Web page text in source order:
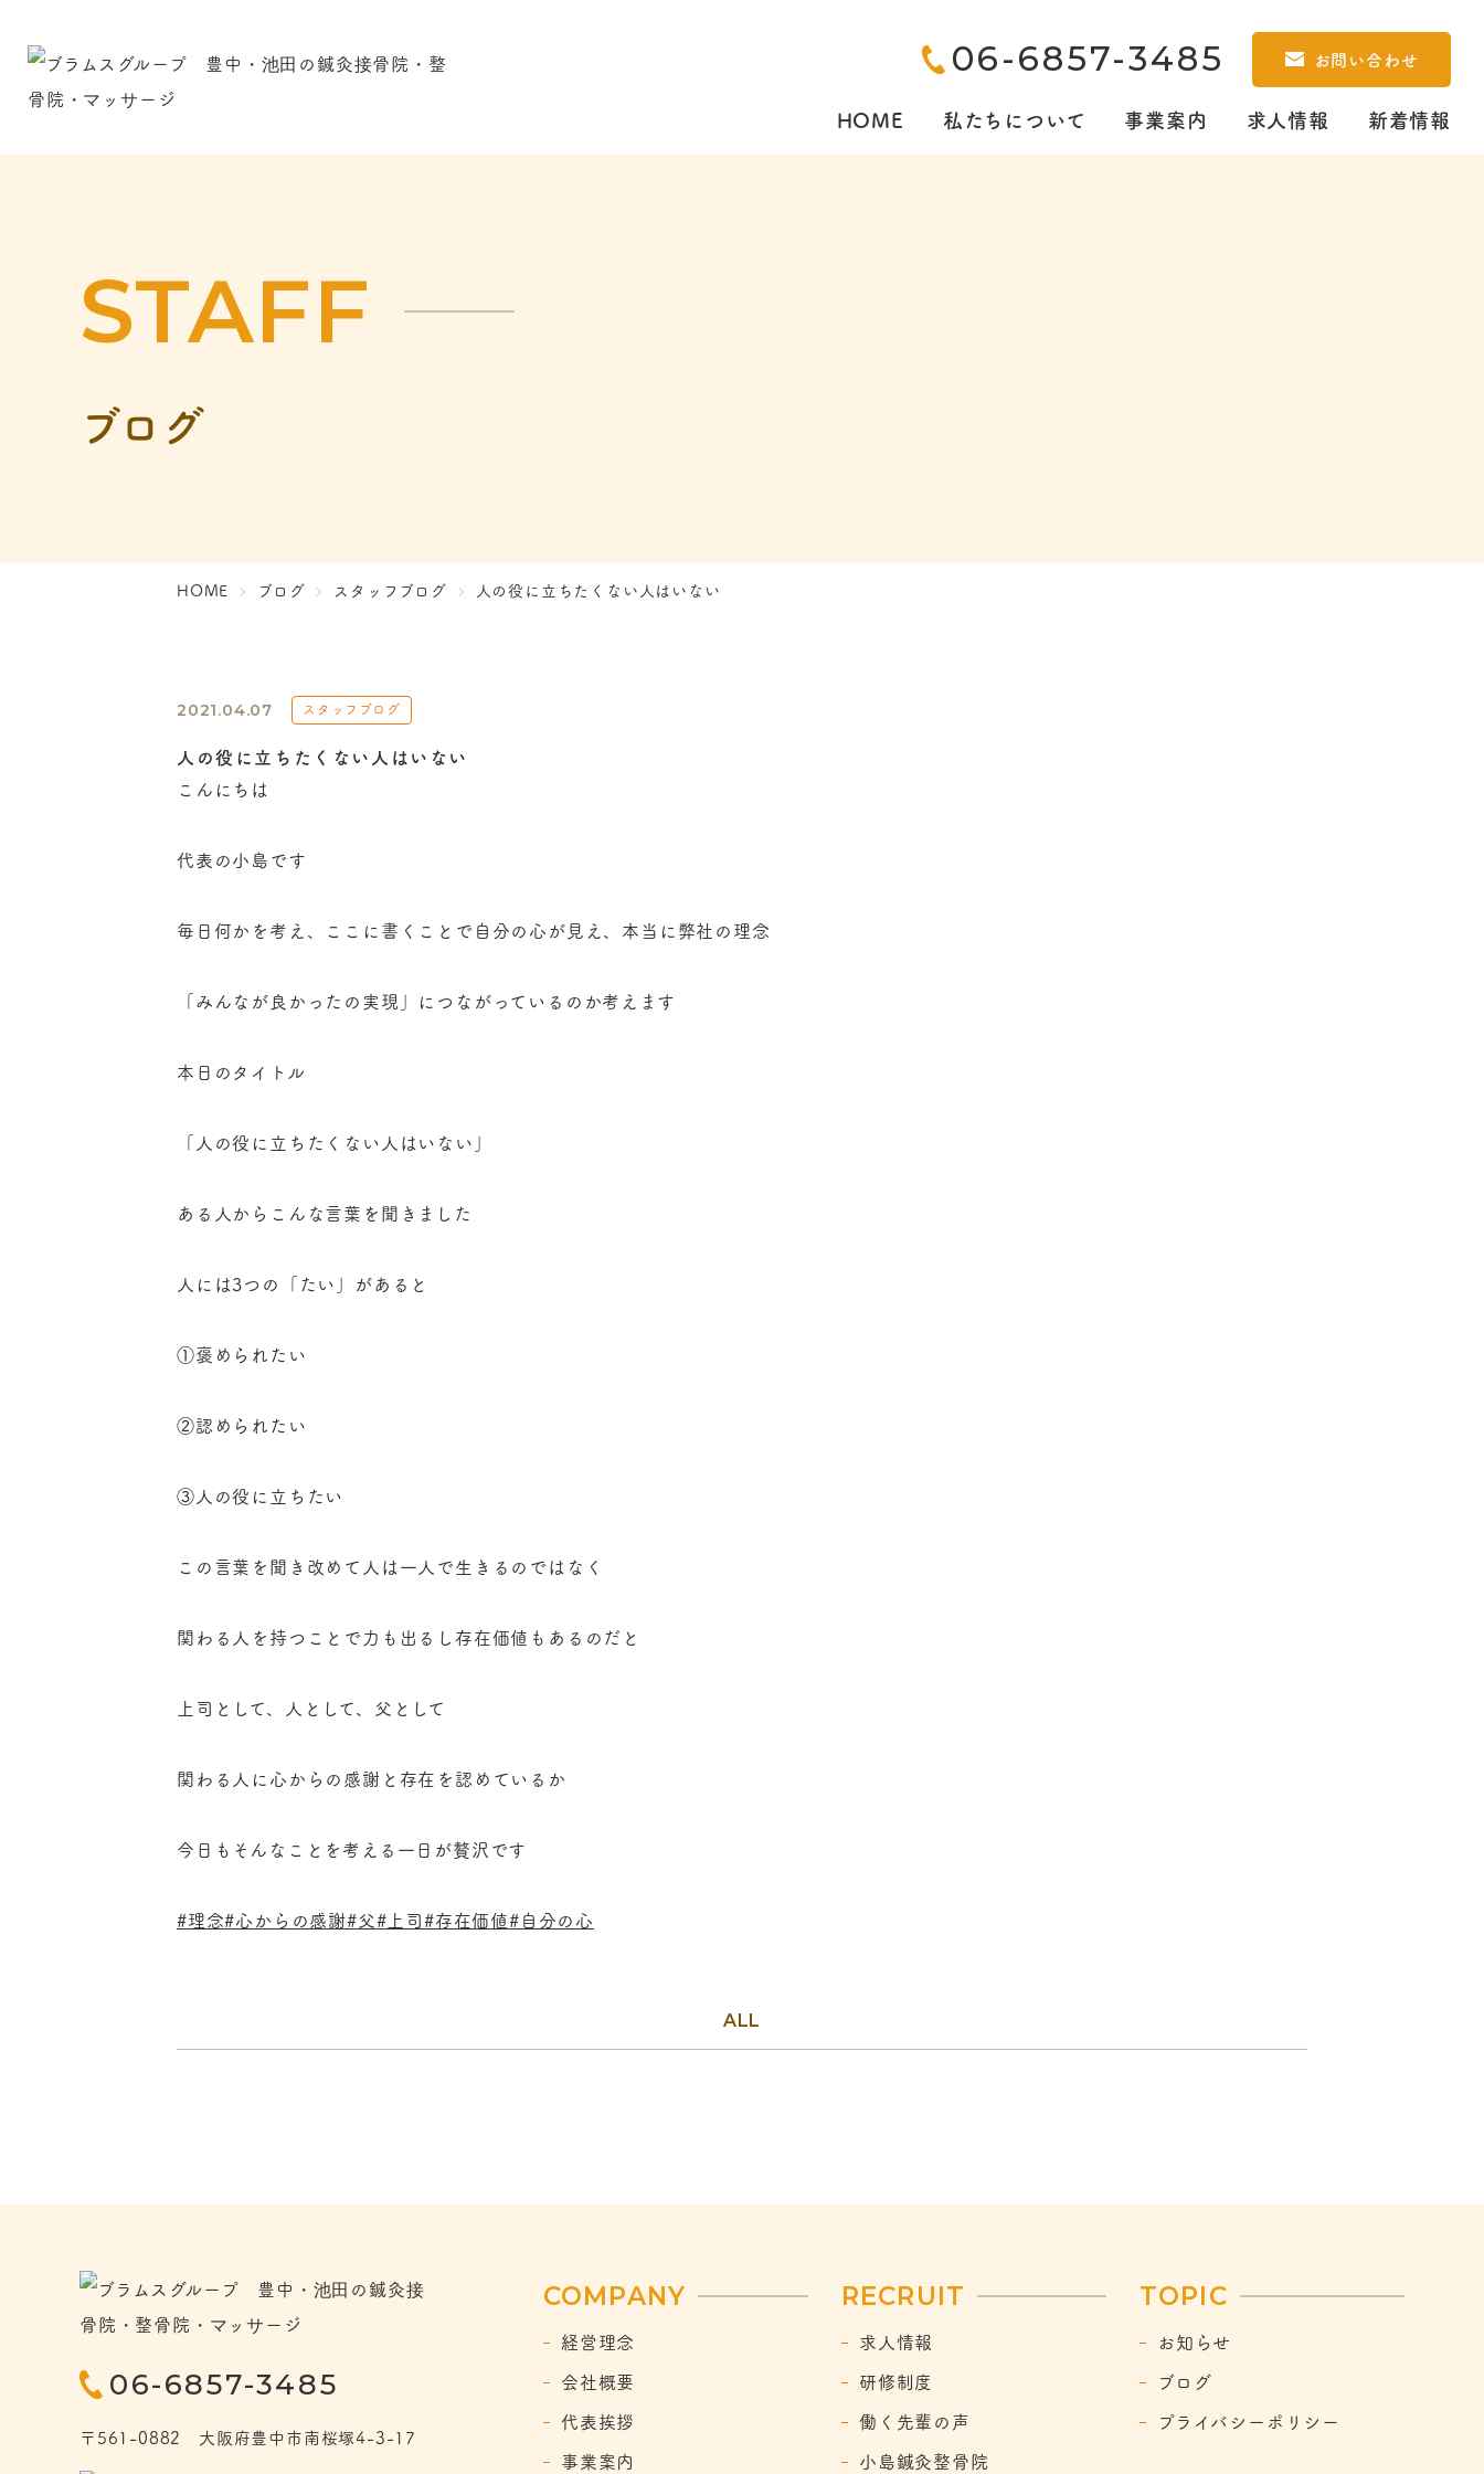
06-6857-3485 お問い合わせ
HOME 私たちについて
私たちについて
事業案内 求人情報
求人情報 求人情報
新着情報
新着情報
STAFF
ブログ
HOME ブログ スタッフブログ 人の役に立ちたくない人はいない
2021.04.07 スタッフブログ
人の役に立ちたくない人はいない
こんにちは
代表の小島です
毎日何かを考え、ここに書くことで自分の心が見え、本当に弊社の理念
「みんなが良かったの実現」につながっているのか考えます
本日のタイトル
「人の役に立ちたくない人はいない」
ある人からこんな言葉を聞きました
人には3つの「たい」があると
①褒められたい
②認められたい
③人の役に立ちたい
この言葉を聞き改めて人は一人で生きるのではなく
関わる人を持つことで力も出るし存在価値もあるのだと
上司として、人として、父として
関わる人に心からの感謝と存在を認めているか
今日もそんなことを考える一日が贅沢です
#理念#心からの感謝#父#上司#存在価値#自分の心
ALL
06-6857-3485
〒561-0882 大阪府豊中市南桜塚4-3-17
COMPANY
経営理念
会社概要
代表挨拶
事業案内
RECRUIT
求人情報
研修制度
働く先輩の声
小島鍼灸整骨院
TOPIC
お知らせ
ブログ
プライバシーポリシー